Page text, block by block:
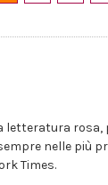
letteratura
nelle più
Times.